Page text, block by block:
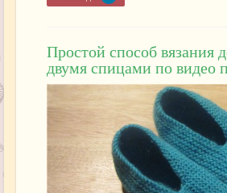
Простой способ вязания
двумя спицами по видео